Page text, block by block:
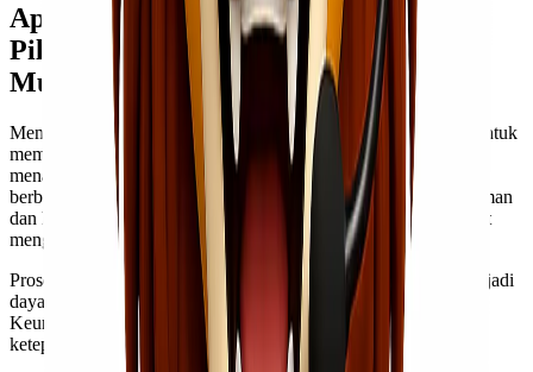
Apakah Lionel Express merupakan
Pilihan Terbaik untuk Ekspedisi Cargo
Murah Jakarta Medan?
Memilih layanan ekspedisi yang tepat adalah langkah penting untuk
memastikan pengiriman barang berjalan lancar. Lionel Express
menawarkan solusi cargo murah via laut Jakarta Medan dengan
berbagai keuntungan yang bisa Anda nikmati. Dengan pengalaman
dan keandalan mereka, pelanggan akan merasa lebih tenang saat
menggunakan jasa ini.
Proses pengiriman yang efisien serta biaya yang kompetitif menjadi
daya tarik utama bagi banyak pelaku usaha maupun individu.
Keunggulan lain adalah komitmen terhadap keamanan dan
ketepatan waktu dalam setiap pengiriman.